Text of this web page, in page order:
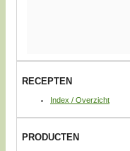
RECEPTEN
Index / Overzicht
PRODUCTEN